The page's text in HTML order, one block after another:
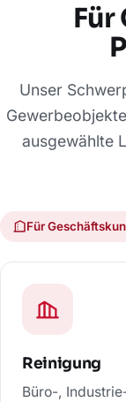
Für
Unser
ausgewählte
Für
Reinigung
Büro-,